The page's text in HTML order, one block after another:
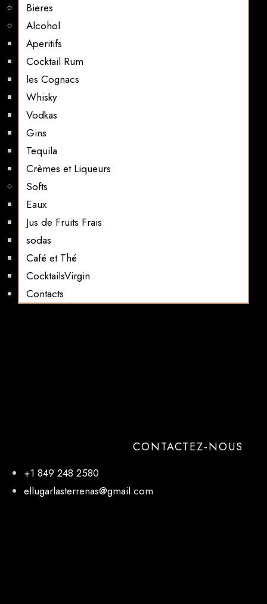
Bieres
Alcohol
Aperitifs
Cocktail Rum
les Cognacs
Whisky
Vodkas
Gins
Tequila
Crèmes et Liqueurs
Softs
Eaux
Jus de Fruits Frais
sodas
Café et Thé
CocktailsVirgin​
Contacts
CONTACTEZ-NOUS
+1 849 248 2580
ellugarlasterrenas@gmail.com